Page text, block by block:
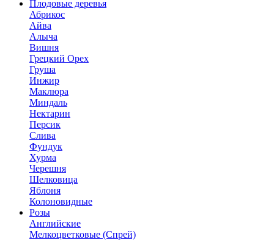
Плодовые деревья
Абрикос
Айва
Алыча
Вишня
Грецкий Орех
Груша
Инжир
Маклюра
Миндаль
Нектарин
Персик
Слива
Фундук
Хурма
Черешня
Шелковица
Яблоня
Колоновидные
Розы
Английские
Мелкоцветковые (Спрей)